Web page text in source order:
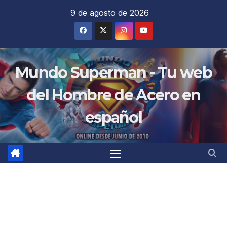
9 de agosto de 2026
Mundo Superman - Tu web
del Hombre de Acero en
español